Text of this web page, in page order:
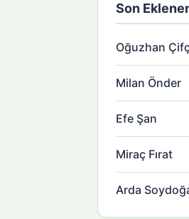
Son
Oğuzhan
Milan Önder
Efe Şan
Miraç Fırat
Arda